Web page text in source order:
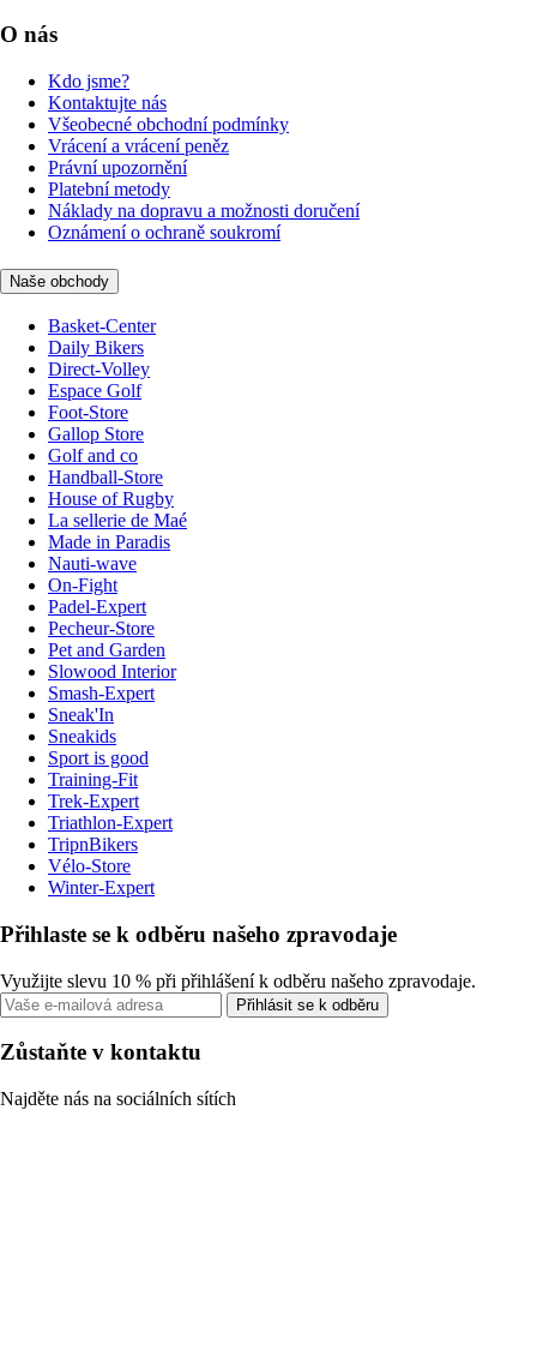
O nás
Kdo jsme?
Kontaktujte nás
Všeobecné obchodní podmínky
Vrácení a vrácení peněz
Právní upozornění
Platební metody
Náklady na dopravu a možnosti doručení
Oznámení o ochraně soukromí
Naše obchody
Basket-Center
Daily Bikers
Direct-Volley
Espace Golf
Foot-Store
Gallop Store
Golf and co
Handball-Store
House of Rugby
La sellerie de Maé
Made in Paradis
Nauti-wave
On-Fight
Padel-Expert
Pecheur-Store
Pet and Garden
Slowood Interior
Smash-Expert
Sneak'In
Sneakids
Sport is good
Training-Fit
Trek-Expert
Triathlon-Expert
TripnBikers
Vélo-Store
Winter-Expert
Přihlaste se k odběru našeho zpravodaje
Využijte slevu 10 % při přihlášení k odběru našeho zpravodaje.
Přihlásit se k odběru
Zůstaňte v kontaktu
Najděte nás na sociálních sítích